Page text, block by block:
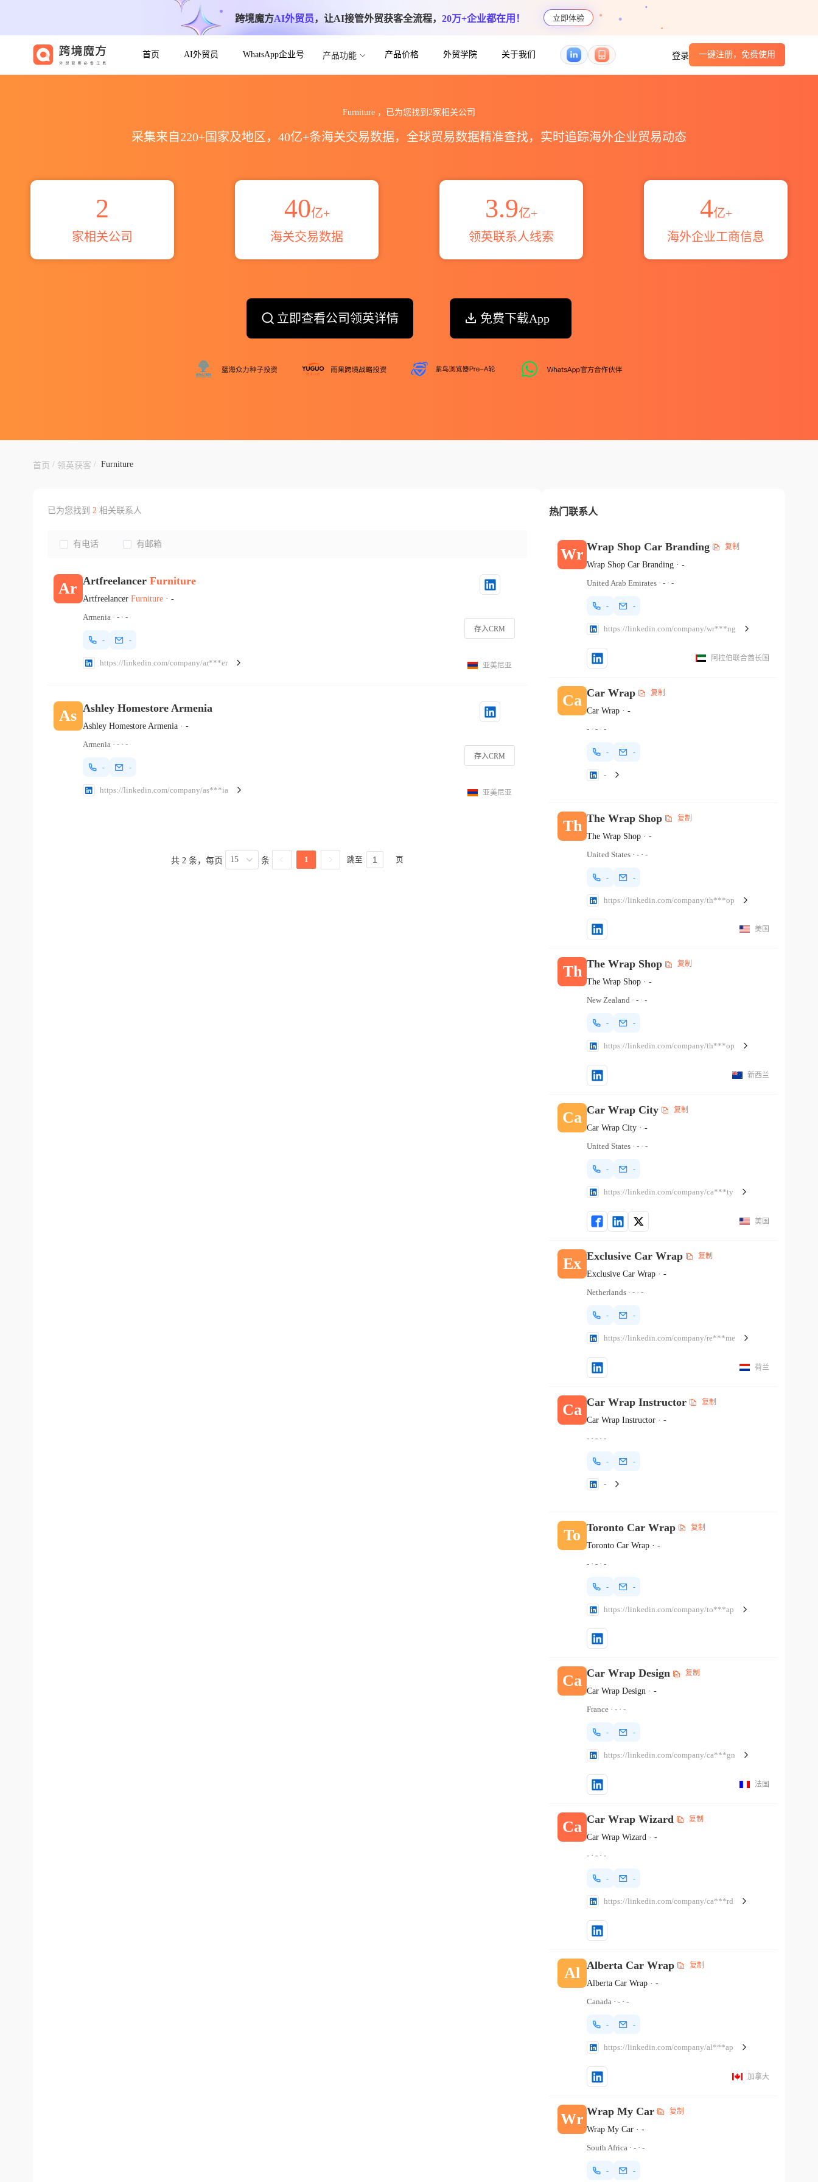
跨境魔方AI外贸员，让AI接管外贸获客全流程， 20万+企业都在用！ 立即体验
首页 AI外贸员 WhatsApp企业号 产品功能 产品价格 外贸学院 关于我们 登录 一键注册，免费使用
Furniture ，已为您找到2家相关公司
采集来自220+国家及地区，40亿+条海关交易数据，全球贸易数据精准查找，实时追踪海外企业贸易动态
2
家相关公司
40亿+
海关交易数据
3.9亿+
领英联系人线索
4亿+
海外企业工商信息
立即查看公司领英详情 免费下载App
首页 / 领英获客 / Furniture
已为您找到 2相关联系人
有电话 有邮箱
Ar Artfreelancer Furniture
Artfreelancer Furniture· -
Armenia· -· -
- -
https://linkedin.com/company/ar***er
存入CRM
亚美尼亚
As Ashley Homestore Armenia
Ashley Homestore Armenia· -
Armenia· -· -
- -
https://linkedin.com/company/as***ia
存入CRM
亚美尼亚
共 2 条，每页 15 条 1 跳至 页
热门联系人
Wr Wrap Shop Car Branding 复制
Wrap Shop Car Branding ·-
United Arab Emirates ·- ·-
- -
https://linkedin.com/company/wr***ng
阿拉伯联合酋长国
Ca Car Wrap 复制
Car Wrap ·-
- ·- ·-
- -
-
Th The Wrap Shop 复制
The Wrap Shop ·-
United States ·- ·-
- -
https://linkedin.com/company/th***op
美国
Th The Wrap Shop 复制
The Wrap Shop ·-
New Zealand ·- ·-
- -
https://linkedin.com/company/th***op
新西兰
Ca Car Wrap City 复制
Car Wrap City ·-
United States ·- ·-
- -
https://linkedin.com/company/ca***ty
美国
Ex Exclusive Car Wrap 复制
Exclusive Car Wrap ·-
Netherlands ·- ·-
- -
https://linkedin.com/company/re***me
荷兰
Ca Car Wrap Instructor 复制
Car Wrap Instructor ·-
- ·- ·-
- -
-
To Toronto Car Wrap 复制
Toronto Car Wrap ·-
- ·- ·-
- -
https://linkedin.com/company/to***ap
Ca Car Wrap Design 复制
Car Wrap Design ·-
France ·- ·-
- -
https://linkedin.com/company/ca***gn
法国
Ca Car Wrap Wizard 复制
Car Wrap Wizard ·-
- ·- ·-
- -
https://linkedin.com/company/ca***rd
Al Alberta Car Wrap 复制
Alberta Car Wrap ·-
Canada ·- ·-
- -
https://linkedin.com/company/al***ap
加拿大
Wr Wrap My Car 复制
Wrap My Car ·-
South Africa ·- ·-
- -